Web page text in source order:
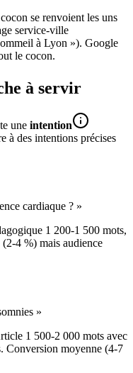
se renvoient les uns
service-ville
à Lyon »). Google
le cocon.
à servir
une intention
à des intentions précises
cardiaque ? »
1 200-1 500 mots,
4 %) mais audience
»
1 500-2 000 mots avec
Conversion moyenne (4-7